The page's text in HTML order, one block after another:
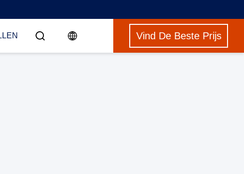
Vind De Beste Prijs